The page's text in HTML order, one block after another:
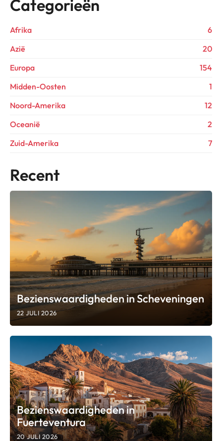
Categorieën
Afrika
6
Azië
20
Europa
154
Midden-Oosten
1
Noord-Amerika
12
Oceanië
2
Zuid-Amerika
7
Recent
Bezienswaardigheden in Scheveningen
22 JULI 2026
Bezienswaardigheden in
Fuerteventura
20 JULI 2026